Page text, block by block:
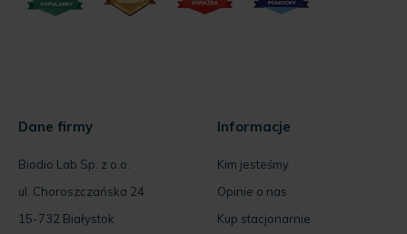
Dane firmy
Biodio Lab Sp. z o.o.
ul. Choroszczańska 24
15-732 Białystok
Informacje
Kim jesteśmy
Opinie o nas
Kup stacjonarnie